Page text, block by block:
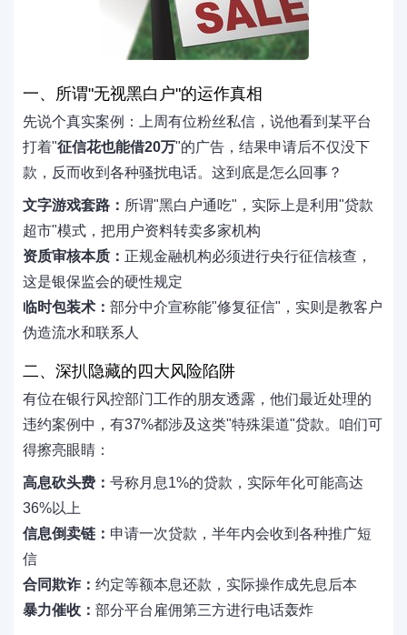
一、所谓"无视黑白户"的运作真相
先说个真实案例：上周有位粉丝私信，说他看到某平台
打着"征信花也能借20万"的广告，结果申请后不仅没下
款，反而收到各种骚扰电话。这到底是怎么回事？
文字游戏套路： 所谓"黑白户通吃"，实际上是利用"贷款
超市"模式，把用户资料转卖多家机构
资质审核本质： 正规金融机构必须进行央行征信核查，
这是银保监会的硬性规定
临时包装术： 部分中介宣称能"修复征信"，实则是教客户
伪造流水和联系人
二、深扒隐藏的四大风险陷阱
有位在银行风控部门工作的朋友透露，他们最近处理的
违约案例中，有37%都涉及这类"特殊渠道"贷款。咱们可
得擦亮眼睛：
高息砍头费： 号称月息1%的贷款，实际年化可能高达
36%以上
信息倒卖链： 申请一次贷款，半年内会收到各种推广短
信
合同欺诈： 约定等额本息还款，实际操作成先息后本
暴力催收： 部分平台雇佣第三方进行电话轰炸